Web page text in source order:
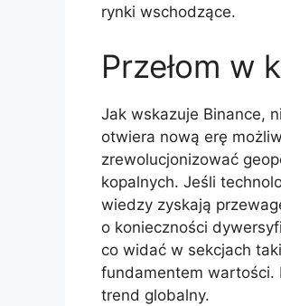
rynki wschodzące.
Przełom w
Jak wskazuje Binance,
otwiera nową erę
zrewolucjonizować
kopalnych. Jeśli
wiedzy zyskają
o konieczności
co widać w sekcjach
fundamentem wartości.
trend globalny.